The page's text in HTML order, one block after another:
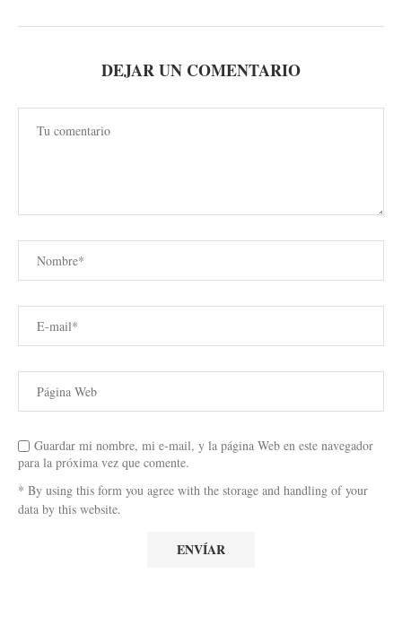
DEJAR UN COMENTARIO
Guardar mi nombre, mi e-mail, y la página Web en este navegador
para la próxima vez que comente.
* By using this form you agree with the storage and handling of your
data by this website.